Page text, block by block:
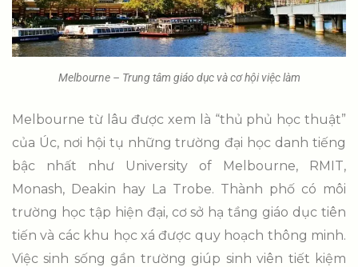
Melbourne – Trung tâm giáo dục và cơ hội việc làm
Melbourne từ lâu được xem là “thủ phủ học thuật”
của Úc, nơi hội tụ những trường đại học danh tiếng
bậc nhất như University of Melbourne, RMIT,
Monash, Deakin hay La Trobe. Thành phố có môi
trường học tập hiện đại, cơ sở hạ tầng giáo dục tiên
tiến và các khu học xá được quy hoạch thông minh.
Việc sinh sống gần trường giúp sinh viên tiết kiệm